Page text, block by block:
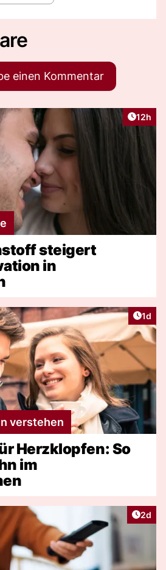
einen Kommentar
Artikel
12h
steigert
in
1d
verstehen
Herzklopfen: So
im
2d